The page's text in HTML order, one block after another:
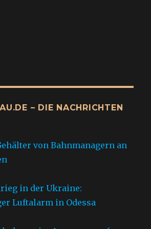
– DIE NACHRICHTEN
von Bahnmanagern an
in der Ukraine:
Luftalarm in Odessa